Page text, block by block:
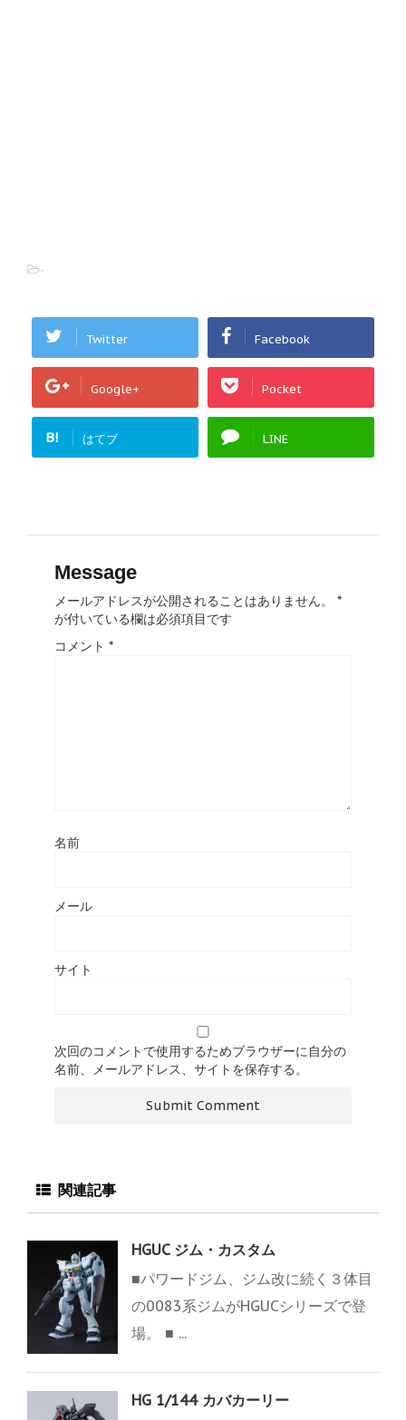
-
Twitter Facebook
Google+ Pocket
B! はてブ LINE
Message
メールアドレスが公開されることはありません。
*
が付いている欄は必須項目です
コメント *
名前
メール
サイト
次回のコメントで使用するためブラウザーに自分の
名前、メールアドレス、サイトを保存する。
関連記事
HGUC ジム・カスタム
■パワードジム、ジム改に続く３体目
の0083系ジムがHGUCシリーズで登
場。 ■ ...
HG 1/144 カバカーリー